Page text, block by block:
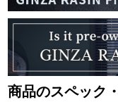
GINZA RASINのプ
送料・お支払方法
商品のスペック